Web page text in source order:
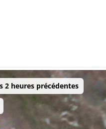
2 heures précédentes